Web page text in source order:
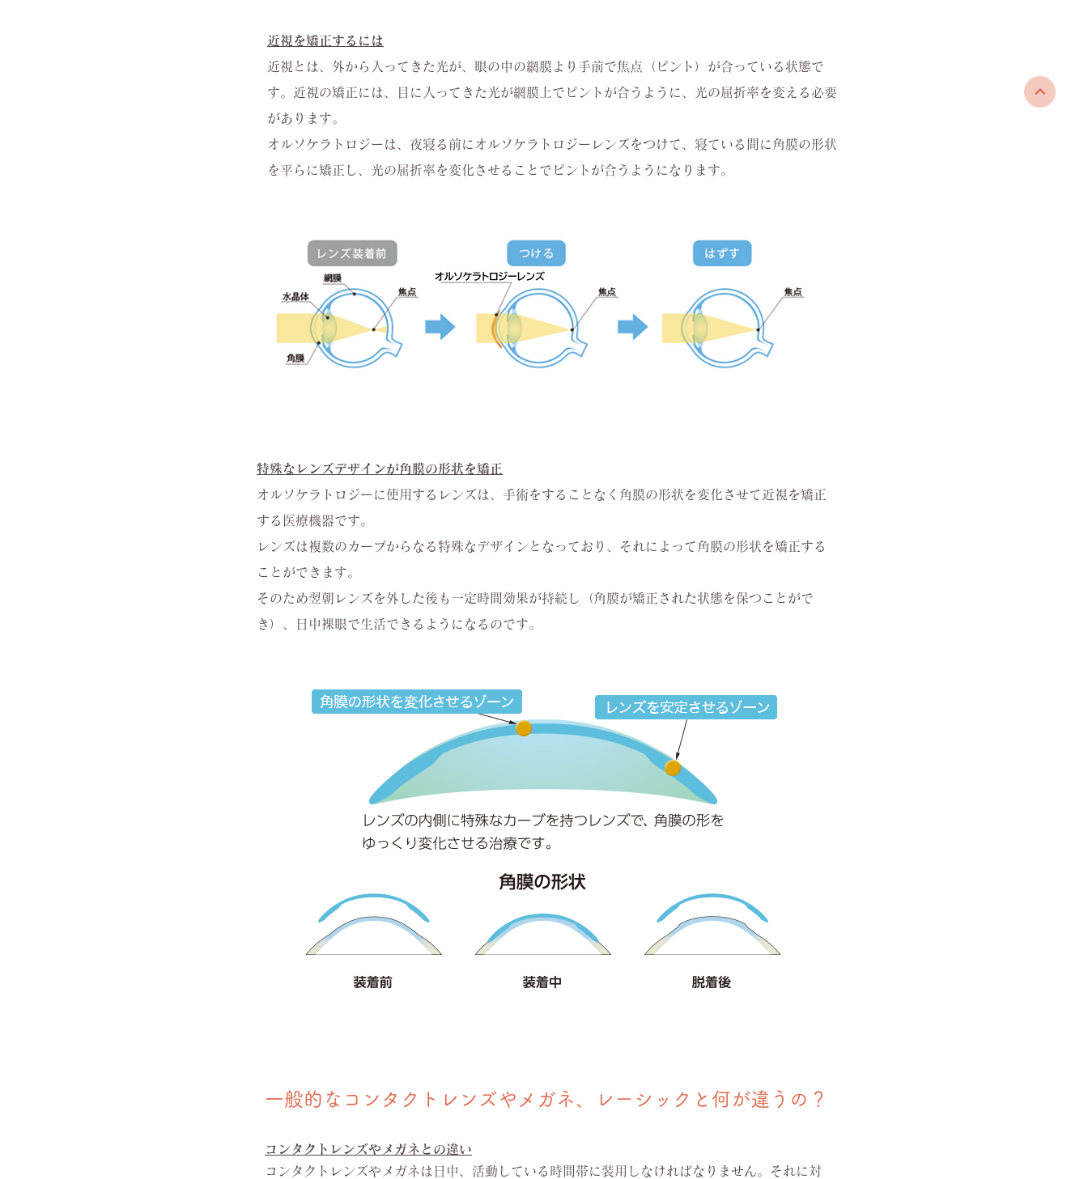
近視を矯正するには
近視とは、外から入ってきた光が、眼の中の網膜より手前で焦点（ピント）が合っている状態で
す。近視の矯正には、目に入ってきた光が網膜上でピントが合うように、光の屈折率を変える必要
があります。
オルソケラトロジーは、夜寝る前にオルソケラトロジーレンズをつけて、寝ている間に角膜の形状
を平らに矯正し、光の屈折率を変化させることでピントが合うようになります。
特殊なレンズデザインが角膜の形状を矯正
オルソケラトロジーに使用するレンズは、手術をすることなく角膜の形状を変化させて近視を矯正
する医療機器です。
レンズは複数のカーブからなる特殊なデザインとなっており、それによって角膜の形状を矯正する
ことができます。
そのため翌朝レンズを外した後も一定時間効果が持続し（角膜が矯正された状態を保つことがで
き）、日中裸眼で生活できるようになるのです。
一般的なコンタクトレンズやメガネ、レーシックと何が違うの？
コンタクトレンズやメガネと の違い
コンタクトレンズやメガネは日中、活動している時間帯に装用しなければなりません。それに対